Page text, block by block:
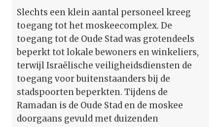
Slechts een klein aantal personeel kreeg
toegang tot het moskeecomplex. De
toegang tot de Oude Stad was grotendeels
beperkt tot lokale bewoners en winkeliers,
terwijl Israëlische veiligheidsdiensten de
toegang voor buitenstaanders bij de
stadspoorten beperkten. Tijdens de
Ramadan is de Oude Stad en de moskee
doorgaans gevuld met duizenden